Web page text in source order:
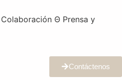
Θ Prensa y
Contáctenos